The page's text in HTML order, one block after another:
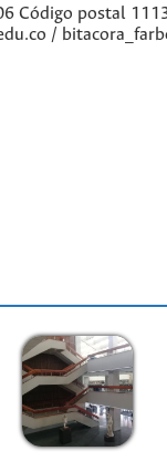
Código postal
/